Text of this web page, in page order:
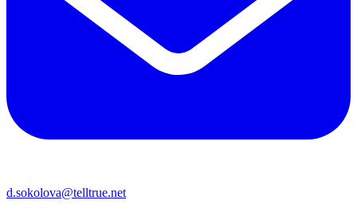
d.sokolova@telltrue.net